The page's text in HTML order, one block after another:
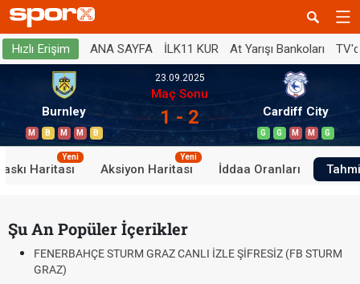
Hızlı Erişim ANA SAYFA İLK11 KUR At Yarışı Bankoları
Burnley
M B M M B
23.09.2025
Maç Sonu
1 - 2 Cardiff City
G G M M G
Haritası
Yeni
Aksiyon Haritası
Yeni
İddaa Oranları
Şu An Popüler İçerikler
FENERBAHÇE STURM GRAZ CANLI İZLE ŞİFRESİZ (FB STURM
GRAZ)